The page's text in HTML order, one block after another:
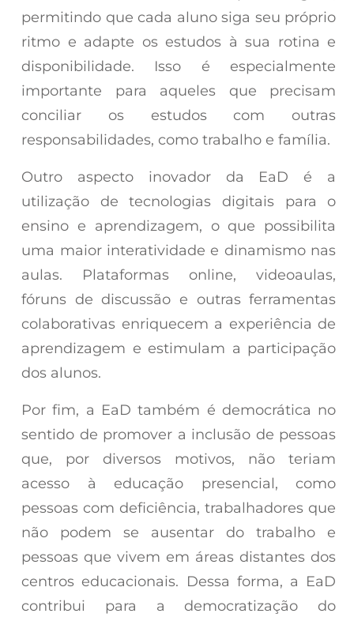
permitindo que cada aluno siga seu próprio
ritmo e adapte os estudos à sua rotina e
disponibilidade. Isso é especialmente
importante para aqueles que precisam
conciliar os estudos com outras
responsabilidades, como trabalho e família.
Outro aspecto inovador da EaD é a
utilização de tecnologias digitais para o
ensino e aprendizagem, o que possibilita
uma maior interatividade e dinamismo nas
aulas. Plataformas online, videoaulas,
fóruns de discussão e outras ferramentas
colaborativas enriquecem a experiência de
aprendizagem e estimulam a participação
dos alunos.
Por fim, a EaD também é democrática no
sentido de promover a inclusão de pessoas
que, por diversos motivos, não teriam
acesso à educação presencial, como
pessoas com deficiência, trabalhadores que
não podem se ausentar do trabalho e
pessoas que vivem em áreas distantes dos
centros educacionais. Dessa forma, a EaD
contribui para a democratização do